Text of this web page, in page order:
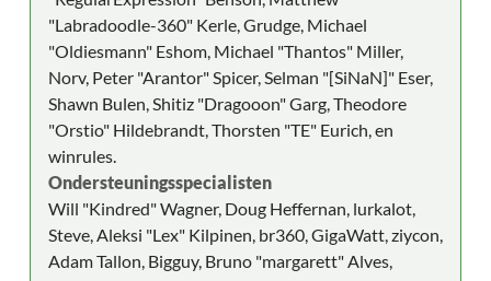
"Labradoodle-360" Kerle, Grudge, Michael
"Oldiesmann" Eshom, Michael "Thantos" Miller,
Norv, Peter "Arantor" Spicer, Selman "[SiNaN]" Eser,
Shawn Bulen, Shitiz "Dragooon" Garg, Theodore
"Orstio" Hildebrandt, Thorsten "TE" Eurich, en
winrules.
Ondersteuningsspecialisten
Will "Kindred" Wagner, Doug Heffernan, lurkalot,
Steve, Aleksi "Lex" Kilpinen, br360, GigaWatt, ziycon,
Adam Tallon, Bigguy, Bruno "margarett" Alves,